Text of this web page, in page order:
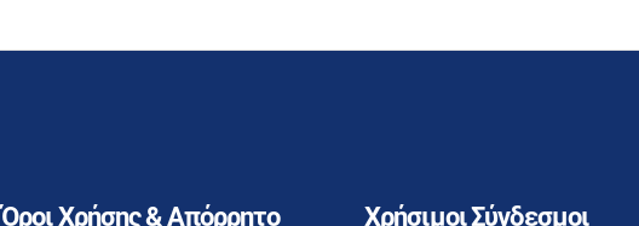
Όροι Χρήσης & Απόρρητο Χρήσιμοι Σύνδεσμοι